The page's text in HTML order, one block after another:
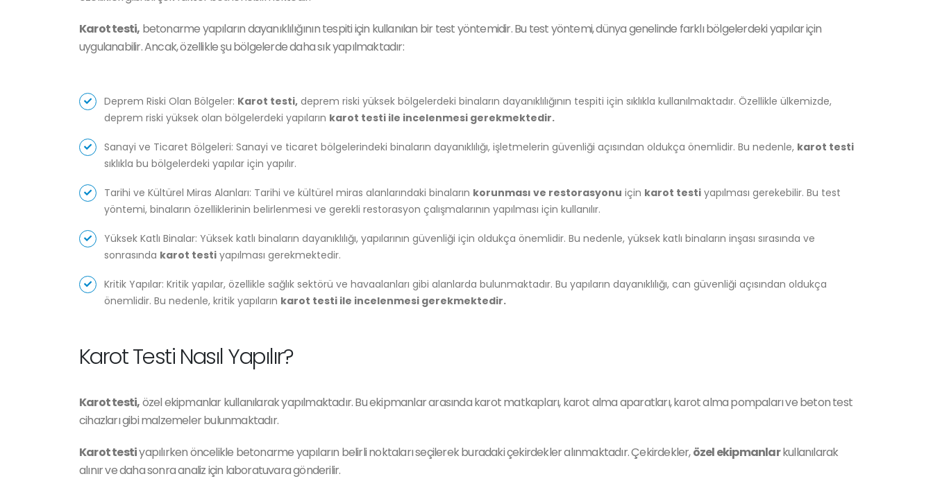
Karot testi, betonarme yapıların dayanıklılığının tespiti için kullanılan bir test yöntemidir. Bu test yöntemi, dünya genelinde farklı bölgelerdeki yapılar için
uygulanabilir. Ancak, özellikle şu bölgelerde daha sık yapılmaktadır:
Deprem Riski Olan Bölgeler: Karot testi, deprem riski yüksek bölgelerdeki binaların dayanıklılığının tespiti için sıklıkla kullanılmaktadır. Özellikle ülkemizde,
deprem riski yüksek olan bölgelerdeki yapıların karot testi ile incelenmesi gerekmektedir.
Sanayi ve Ticaret Bölgeleri: Sanayi ve ticaret bölgelerindeki binaların dayanıklılığı, işletmelerin güvenliği açısından oldukça önemlidir. Bu nedenle, karot testi
sıklıkla bu bölgelerdeki yapılar için yapılır.
Tarihi ve Kültürel Miras Alanları: Tarihi ve kültürel miras alanlarındaki binaların korunması ve restorasyonu için karot testi yapılması gerekebilir. Bu test
yöntemi, binaların özelliklerinin belirlenmesi ve gerekli restorasyon çalışmalarının yapılması için kullanılır.
Yüksek Katlı Binalar: Yüksek katlı binaların dayanıklılığı, yapılarının güvenliği için oldukça önemlidir. Bu nedenle, yüksek katlı binaların inşası sırasında ve
sonrasında karot testi yapılması gerekmektedir.
Kritik Yapılar: Kritik yapılar, özellikle sağlık sektörü ve havaalanları gibi alanlarda bulunmaktadır. Bu yapıların dayanıklılığı, can güvenliği açısından oldukça
önemlidir. Bu nedenle, kritik yapıların karot testi ile incelenmesi gerekmektedir.
Karot Testi Nasıl Yapılır?
Karot testi,özel ekipmanlar kullanılarak yapılmaktadır. Bu ekipmanlar arasında karot matkapları, karot alma aparatları, karot alma pompaları ve beton test
cihazları gibi malzemeler bulunmaktadır.
Karot testiyapılırken öncelikle betonarme yapıların belirli noktaları seçilerek buradaki çekirdekler alınmaktadır. Çekirdekler,özel ekipmanlarkullanılarak
alınır ve daha sonra analiz için laboratuvara gönderilir.